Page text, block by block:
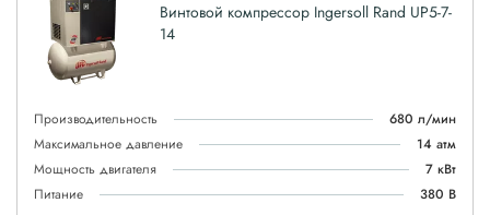
Винтовой компрессор Ingersoll Rand UP5-7-
14
Производительность
680 л/мин
Максимальное давление
14 атм
Мощность двигателя
7 кВт
Питание
380 В